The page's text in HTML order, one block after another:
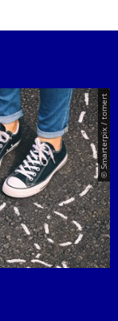
© Smarterpix / tomert